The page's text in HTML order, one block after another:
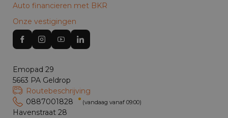
Auto financieren met BKR
Onze vestigingen
Emopad 29
5663 PA Geldrop
Routebeschrijving
0887001828
(vandaag vanaf 09:00)
Havenstraat 28